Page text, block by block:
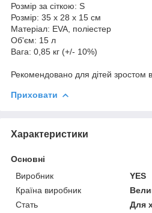
Розмір за сіткою: S
Розмір: 35 х 28 х 15 см
Матеріал: EVA, поліестер
Об'єм: 15 л
Вага: 0,85 кг (+/- 10%)
Рекомендовано для дітей зростом
Приховати
Характеристики
Основні
Виробник
YES
Країна виробник
Стать
Для